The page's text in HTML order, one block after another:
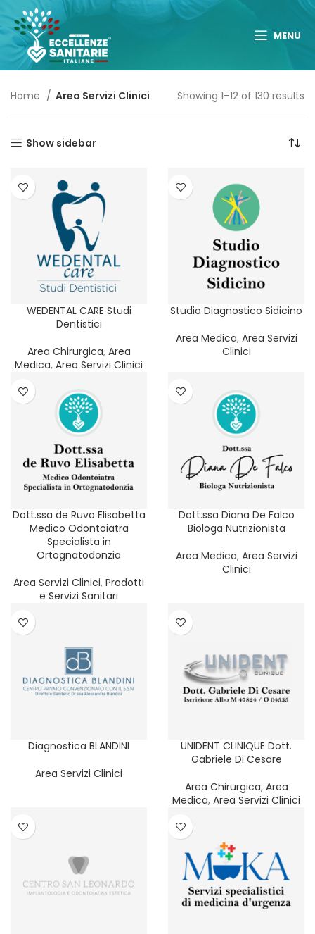
MENU
PROVINCIA
SERVIZIO
CATEGORIA FILTER
Home Area Servizi Clinici Showing 1–12 of 130 results
Show sidebar
WEDENTAL CARE Studi
Dentistici
Area Chirurgica, Area
Medica, Area Servizi Clinici
Studio Diagnostico Sidicino
Area Medica, Area Servizi
Clinici
Dott.ssa de Ruvo Elisabetta
Medico Odontoiatra
Specialista in
Ortognatodonzia
Area Servizi Clinici, Prodotti
e Servizi Sanitari
Dott.ssa Diana De Falco
Biologa Nutrizionista
Area Medica, Area Servizi
Clinici
Diagnostica BLANDINI
Area Servizi Clinici
UNIDENT CLINIQUE Dott.
Gabriele Di Cesare
Area Chirurgica, Area
Medica, Area Servizi Clinici